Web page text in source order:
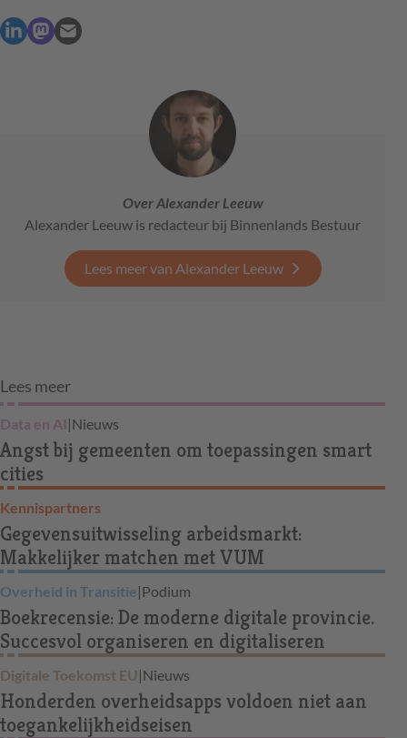
Over Alexander Leeuw
Alexander Leeuw is redacteur bij Binnenlands Bestuur
Lees meer van Alexander Leeuw
Lees meer
Data en AI |Nieuws
Angst bij gemeenten om toepassingen smart
cities
Kennispartners
Gegevensuitwisseling arbeidsmarkt:
Makkelijker matchen met VUM
Overheid in Transitie|Podium
Boekrecensie: De moderne digitale provincie.
Succesvol organiseren en digitaliseren
Digitale Toekomst EU |Nieuws
Honderden overheidsapps voldoen niet aan
toegankelijkheidseisen